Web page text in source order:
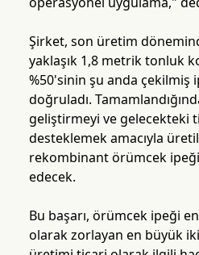
Şirket, son üretim
yaklaşık 1,8 metrik tonluk
%50'sinin şu anda çekilmiş
doğruladı.
geliştirmeyi ve gelecekteki
desteklemek amacıyla
rekombinant örümcek
edecek.
Bu başarı, örümcek ipeği
olarak zorlayan en büyük